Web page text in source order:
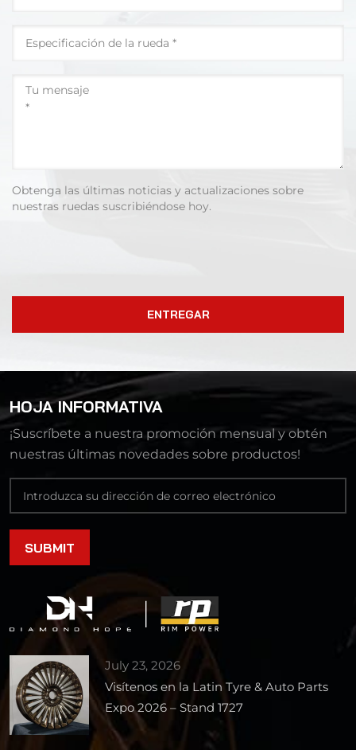
Obtenga las últimas noticias y actualizaciones sobre
nuestras ruedas suscribiéndose hoy.
ENTREGAR
HOJA INFORMATIVA
¡Suscríbete a nuestra promoción mensual y obtén
nuestras últimas novedades sobre productos!
July 23, 2026
Visítenos en la Latin Tyre & Auto Parts
Expo 2026 – Stand 1727